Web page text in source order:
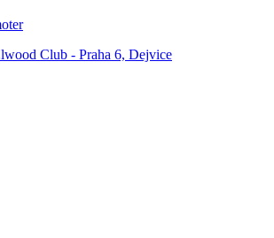
Club - Praha 6, Dejvice